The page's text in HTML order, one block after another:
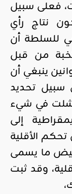
فعلى سبيل
نتاج رأي
للسلطة أن
من قبل
ينبغي أن
سبيل تحديد
فشلت في شيء
إلى
الأقلية
ما يسمى
وقد ثبت